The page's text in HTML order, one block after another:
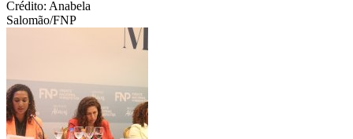
Crédito: Anabela
Salomão/FNP